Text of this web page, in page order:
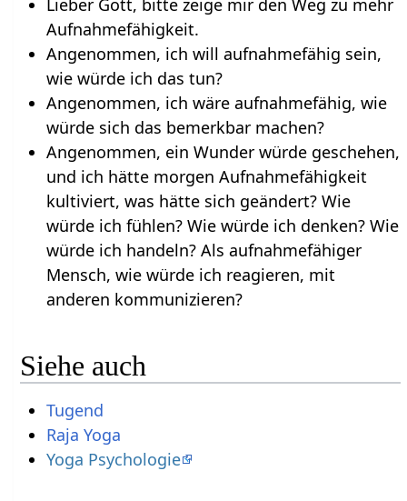
Lieber Gott, bitte zeige mir den Weg zu mehr
Aufnahmefähigkeit.
Angenommen, ich will aufnahmefähig sein,
wie würde ich das tun?
Angenommen, ich wäre aufnahmefähig, wie
würde sich das bemerkbar machen?
Angenommen, ein Wunder würde geschehen,
und ich hätte morgen Aufnahmefähigkeit
kultiviert, was hätte sich geändert? Wie
würde ich fühlen? Wie würde ich denken? Wie
würde ich handeln? Als aufnahmefähiger
Mensch, wie würde ich reagieren, mit
anderen kommunizieren?
Siehe auch
Tugend
Raja Yoga
Yoga Psychologie